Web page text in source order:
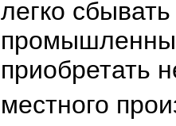
легко
приобретать
местного